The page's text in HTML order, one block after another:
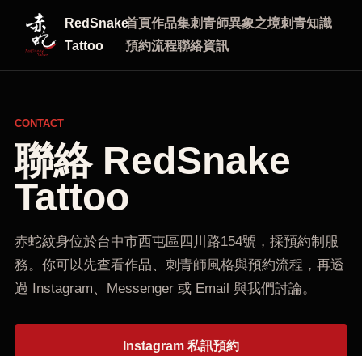
RedSnake
Tattoo
首頁作品集刺青師異象之境刺青知識
預約流程聯絡資訊
CONTACT
聯絡 RedSnake
Tattoo
赤蛇紋身位於台中市西屯區四川路154號，採預約制服
務。你可以先查看作品、刺青師風格與預約流程，再透
過 Instagram、Messenger 或 Email 與我們討論。
Instagram 私訊預約